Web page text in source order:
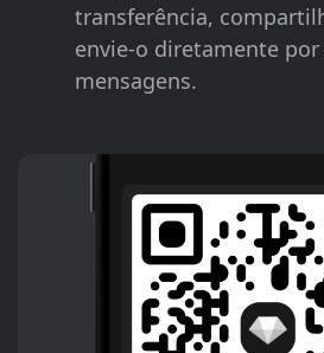
transferência,
envie-o diretamente
mensagens.